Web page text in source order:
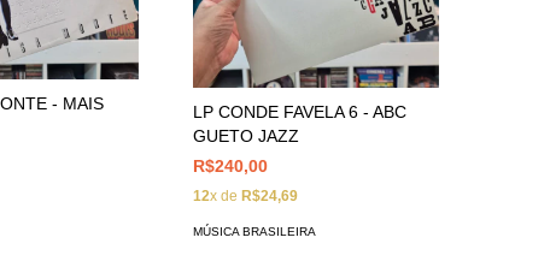
- MAIS
LP CONDE FAVELA 6 - ABC
GUETO JAZZ
R$240,00
12x de R$24,69
MÚSICA BRASILEIRA